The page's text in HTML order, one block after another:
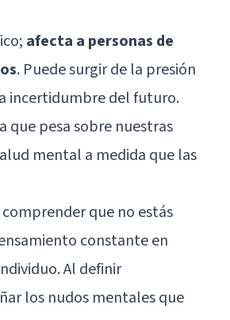
afecta a personas de
. Puede surgir de la presión
incertidumbre del futuro.
que pesa sobre nuestras
mental a medida que las
que no estás
constante en
Al definir
los nudos mentales que